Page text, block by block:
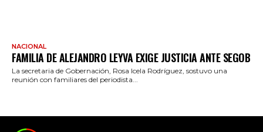
NACIONAL
FAMILIA DE ALEJANDRO LEYVA EXIGE JUSTICIA ANTE SEGOB
La secretaria de Gobernación, Rosa Icela Rodríguez, sostuvo una
reunión con familiares del periodista...